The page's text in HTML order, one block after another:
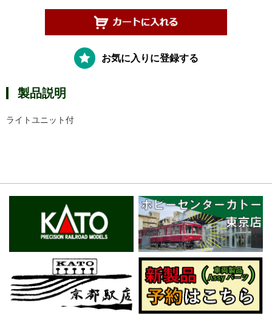
お気に入りに登録する
製品説明
ライトユニット付